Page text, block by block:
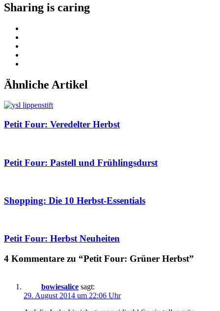
Sharing is caring
Ähnliche Artikel
Petit Four: Veredelter Herbst
Petit Four: Pastell und Frühlingsdurst
Shopping: Die 10 Herbst-Essentials
Petit Four: Herbst Neuheiten
4 Kommentare zu “Petit Four: Grüner Herbst”
bowiesalice sagt:
29. August 2014 um 22:06 Uhr